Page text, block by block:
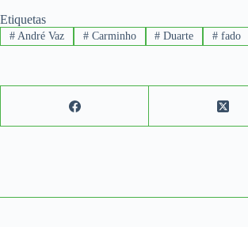
Etiquetas
#André Vaz #Carminho # Duarte # fado